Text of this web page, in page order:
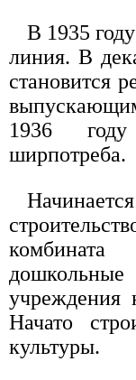
В 1935
линия. В
становится
1936
ширпотреба.
учреждения
Начато
культуры.